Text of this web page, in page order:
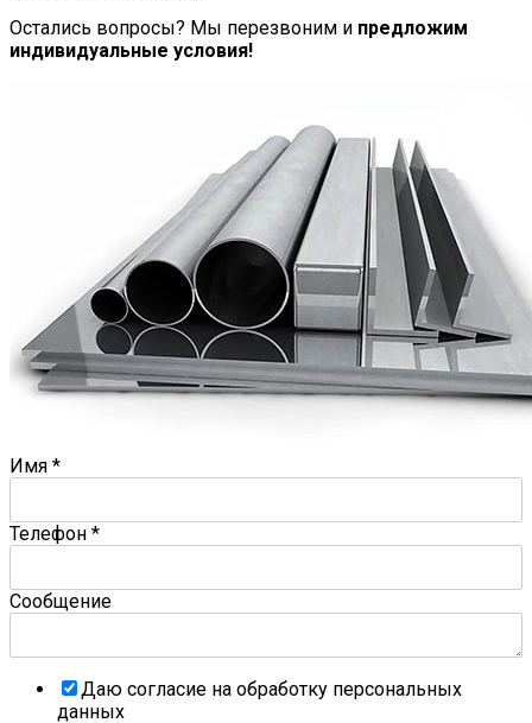
Остались вопросы? Мы перезвоним и предложим
индивидуальные условия!
Имя *
Телефон *
Сообщение
Даю согласие на обработку персональных
данных